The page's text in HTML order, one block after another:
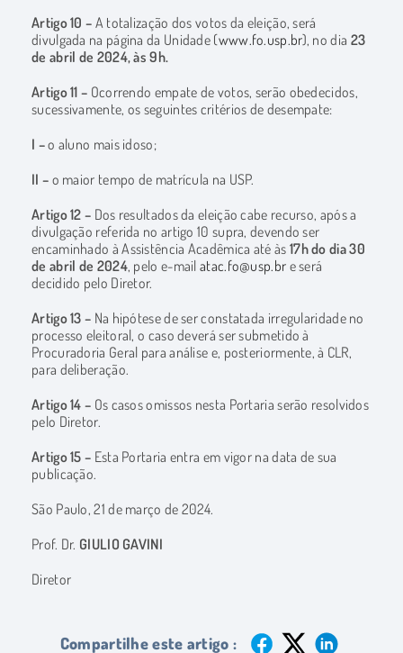
Artigo 10 – A totalização dos votos da eleição, será
divulgada na página da Unidade (www.fo.usp.br), no dia 23
de abril de 2024, às 9h.
Artigo 11 – Ocorrendo empate de votos, serão obedecidos,
sucessivamente, os seguintes critérios de desempate:
I –o aluno mais idoso;
II – o maior tempo de matrícula na USP.
Artigo 12 – Dos resultados da eleição cabe recurso, após a
divulgação referida no artigo 10 supra, devendo ser
encaminhado à Assistência Acadêmica até às 17h do dia 30
de abril de 2024, pelo e-mailatac.fo@usp.br e será
decidido pelo Diretor.
Artigo 13 – Na hipótese de ser constatada irregularidade no
processo eleitoral, o caso deverá ser submetido à
Procuradoria Geral para análise e, posteriormente, à CLR,
para deliberação.
Artigo 14 – Os casos omissos nesta Portaria serão resolvidos
pelo Diretor.
Artigo 15 – Esta Portaria entra em vigor na data de sua
publicação.
São Paulo, 21 de março de 2024.
Prof. Dr. GIULIO GAVINI
Diretor
Compartilhe este artigo :